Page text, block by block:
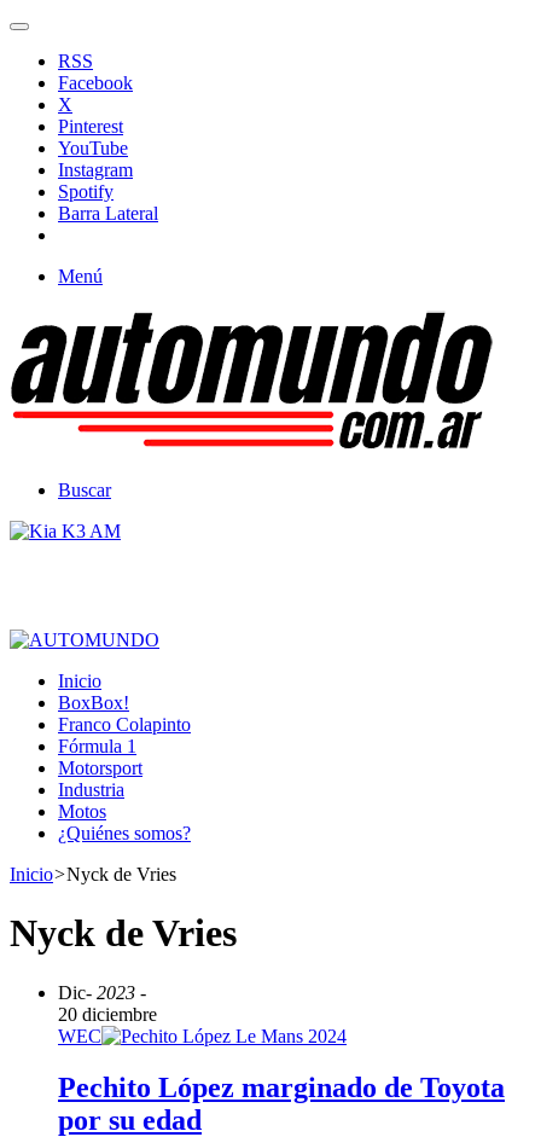
RSS
Facebook
X
Pinterest
YouTube
Instagram
Spotify
Barra Lateral
Menú
Buscar
Inicio
BoxBox!
Franco Colapinto
Fórmula 1
Motorsport
Industria
Motos
¿Quiénes somos?
Inicio>Nyck de Vries
Nyck de Vries
Dic- 2023 -
20 diciembre
WEC
Pechito López marginado de Toyota
por su edad